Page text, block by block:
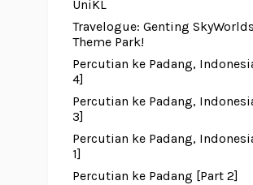
UniKL
Travelogue: Genting SkyWorlds
Theme Park!
Percutian ke Padang,
4]
Percutian ke Padang,
3]
Percutian ke Padang,
1]
Percutian ke Padang [Part 2]